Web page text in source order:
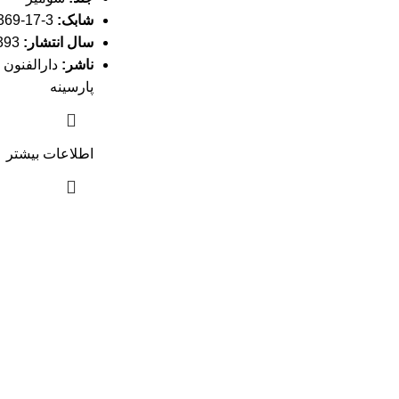
شابک: 3-17-7369-600-978
سال انتشار: 1393
ناشر:
پارسینه
اطلاعات بیشتر